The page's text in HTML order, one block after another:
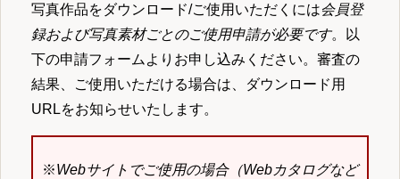
写真作品をダウンロード/ご使用いただくには会員登
録および写真素材ごとのご使用申請が必要です。以
下の申請フォームよりお申し込みください。審査の
結果、ご使用いただける場合は、ダウンロード用
URLをお知らせいたします。
※Webサイトでご使用の場合（Webカタログなど